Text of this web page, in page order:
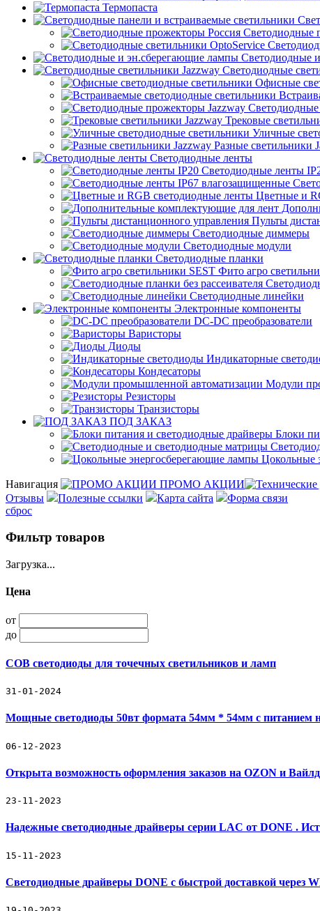
Термопаста
Светодиодные
Светодиодные
Светодиодные
Офисные
Трековые
Уличные
Разные светильники
Светодиодные ленты
Светодиодные ленты
Цветные и
Пульты
Светодиодные диммеры
Светодиодные модули
Светодиодные планки
Фито агро
Светодиодные линейки
Электронные компоненты
DC-DC преобразователи
Варисторы
Диоды
Индикаторные
Кондесаторы
Модули
Резисторы
Транзисторы
ПОД ЗАКАЗ
Блоки
Цокольные
Навигация ПРОМО АКЦИИ
Отзывы
Полезные ссылки Карта сайта
Форма связи
сброс
Фильтр товаров
Загрузка...
Цена
от
до
COB светодиоды для точечных светильников и ламп
31-01-2024
Мощные светодиоды 50вт формата 54мм * 54мм с питанием
06-12-2023
Открыта возможность оформления заказов на OZON и
23-11-2023
Надежные светодиодные драйверы серии LAC от DONE .
15-11-2023
Светодиодные драйверы DONE с быстрой доставкой через